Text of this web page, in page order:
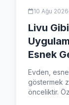
10 Ağu 2026
Livu
Esnek
Evden,
göstermek
önceliktir.